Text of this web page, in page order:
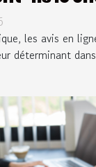
?
les avis en
déterminant